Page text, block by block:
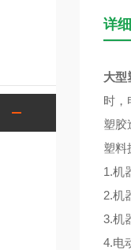
详
大型
时，
塑胶
塑料
1.机
2.机
3.机
4.电